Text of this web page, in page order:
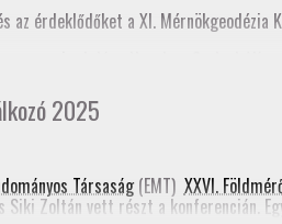
az érdeklődőket a XI. Mérnökgeodézia
2025
Társaság(EMT) XXVI.
Siki Zoltán vett részt a konferencián.